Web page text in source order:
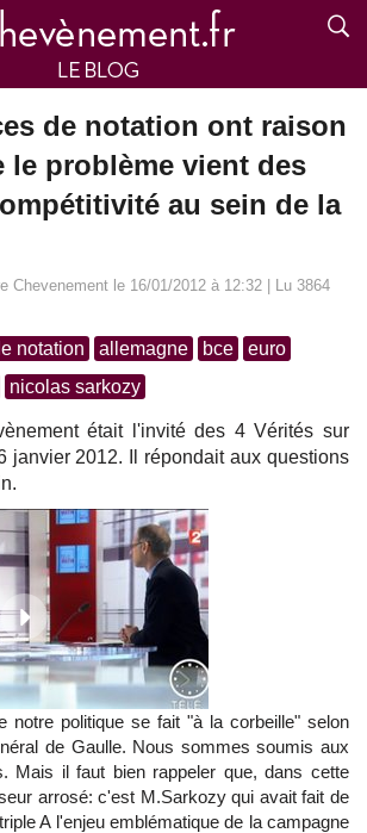
de notation ont raison
le problème vient des
au sein de la
Chevenement le 16/01/2012 à 12:32 | Lu 3864
notation allemagne bce
euro
nicolas sarkozy
était l'invité des 4 Vérités sur
janvier 2012. Il répondait aux questions
notre politique se fait "à la corbeille" selon
de Gaulle. Nous sommes soumis aux
Mais il faut bien rappeler que, dans cette
arrosé: c'est M.Sarkozy qui avait fait de
A l'enjeu emblématique de la campagne